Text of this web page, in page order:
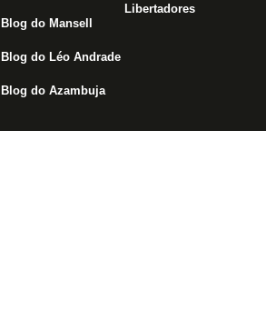
Blog do Mansell
Blog do Léo Andrade
Blog do Azambuja
Libertadores